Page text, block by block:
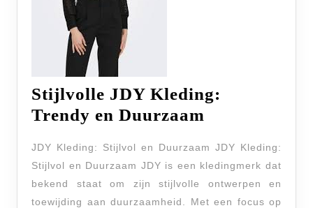
Stijlvolle JDY Kleding:
Trendy en Duurzaam
Kleding:
Trendy
en
JDY Kleding: Stijlvol en Duurzaam JDY Kleding:
Stijlvol en Duurzaam JDY is een kledingmerk dat
bekend staat om zijn stijlvolle ontwerpen en
toewijding aan duurzaamheid. Met een focus op